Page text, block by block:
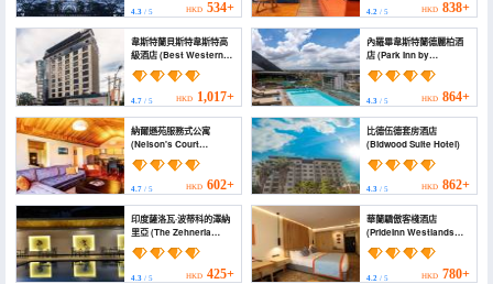
4.3 / 5 HKD 534+ 4.2/ 5 HKD 838+
韋斯特蘭貝斯特韋斯特高
級酒店 (Best Western
Premier Westlands)
4.7 / 5 HKD 1,017+
內羅畢韋斯特蘭德麗柏酒
店 (Park Inn by
Radisson, Nairobi
Westlands)
4.3/ 5 HKD 864+
納爾遜苑服務式公寓
(Nelson's Court
Serviced Apartments)
4.7 / 5 HKD 602+
比德伍德套房酒店
(Bidwood Suite Hotel)
4.3/ 5 HKD 862+
印度薩洛瓦·波蒂科的澤納
里亞 (The Zehneria
Hotel)
4.3 / 5 HKD 425+
華蘭驕傲客棧酒店
(PrideInn Westlands
Luxury Boutique Hotel)
4.2/ 5 HKD 780+